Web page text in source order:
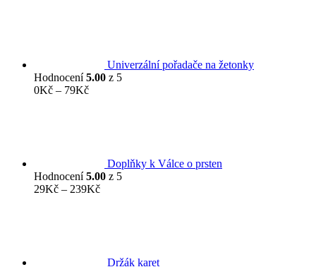
Univerzální pořadače na žetonky
Hodnocení5.00 z 5
0Kč – 79KčRozpětí
Doplňky k Válce o prsten
Hodnocení5.00 z 5
29Kč – 239KčRozpětí
Držák karet